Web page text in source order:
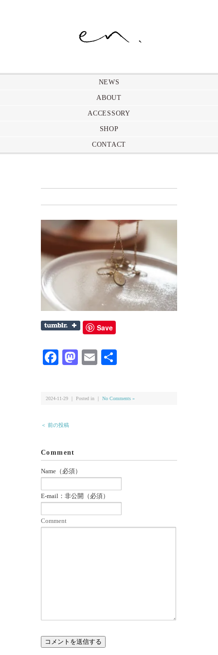
NEWS
ABOUT
ACCESSORY
SHOP
CONTACT
Save
Facebook
Mastodon
Email
2024-11-29 ｜ Posted in ｜ No Comments »
＜ 前の投稿
Comment
Name（必須）
E-mail：非公開（必須）
Comment